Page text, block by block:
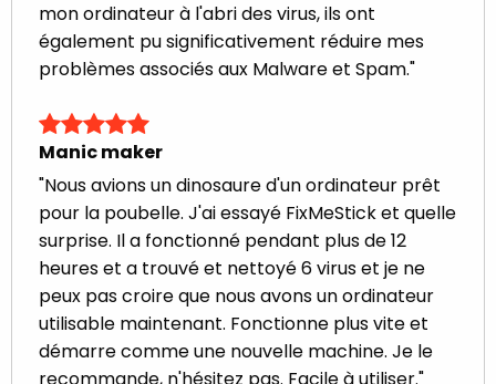
mon ordinateur à l'abri des virus, ils ont
également pu significativement réduire mes
problèmes associés aux Malware et Spam."
Manic maker
"Nous avions un dinosaure d'un ordinateur prêt
pour la poubelle. J'ai essayé FixMeStick et quelle
surprise. Il a fonctionné pendant plus de 12
heures et a trouvé et nettoyé 6 virus et je ne
peux pas croire que nous avons un ordinateur
utilisable maintenant. Fonctionne plus vite et
démarre comme une nouvelle machine. Je le